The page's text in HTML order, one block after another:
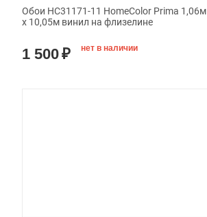
Обои HC31171-11 HomeColor Prima 1,06м
х 10,05м винил на флизелине
1 500₽ нет в наличии